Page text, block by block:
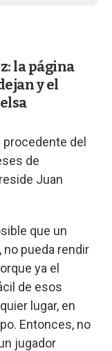
la página
y el
del
de
Juan
que un
no pueda rendir
ya el
de esos
lugar, en
Entonces, no
jugador